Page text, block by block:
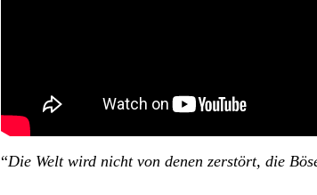
“Die Welt wird nicht von denen zerstört, die